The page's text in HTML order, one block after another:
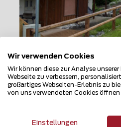
9657 Unterwasser
Wir verwenden Cookies
Wir können diese zur Analyse
Webseite zu verbessern,
großartiges Webseiten-Erlebnis zu
von uns verwendeten Cookies
Einstellungen